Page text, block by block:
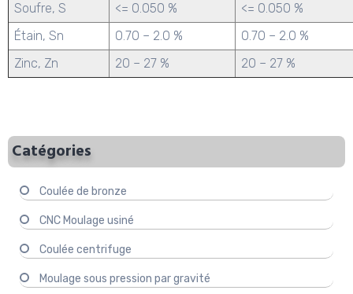
Soufre, S
<= 0.050 %
<= 0.050 %
Étain, Sn
0.70 – 2.0 %
0.70 – 2.0 %
Zinc, Zn
20 – 27 % 20 – 27 %
Catégories
Coulée de bronze
CNC Moulage usiné
Coulée centrifuge
Moulage sous pression par gravité